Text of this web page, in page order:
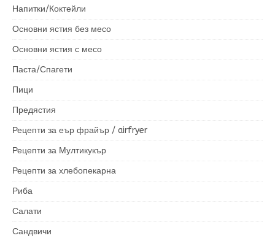
Напитки/Коктейли
Основни ястия без месо
Основни ястия с месо
Паста/Спагети
Пици
Предястия
Рецепти за еър фрайър / airfryer
Рецепти за Мултикукър
Рецепти за хлебопекарна
Риба
Салати
Сандвичи